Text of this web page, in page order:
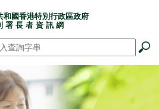
和國香港特別行政區政府
署 長 者 資 訊 網
*